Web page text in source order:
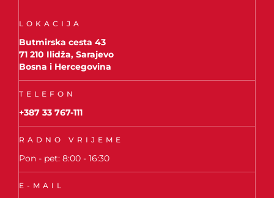
LOKACIJA
Butmirska cesta 43
71 210 Ilidža, Sarajevo
Bosna i Hercegovina
TELEFON
+387 33 767-111
RADNO VRIJEME
Pon - pet: 8:00 - 16:30
E-MAIL